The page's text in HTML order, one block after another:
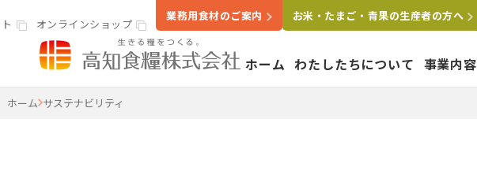
高知食糧株式会社 ホーム わたしたちについて 事業内容
オンラインショップ
業務用食材のご案内 お米・たまご・青果の生産者の方へ
ホーム サステナビリティ